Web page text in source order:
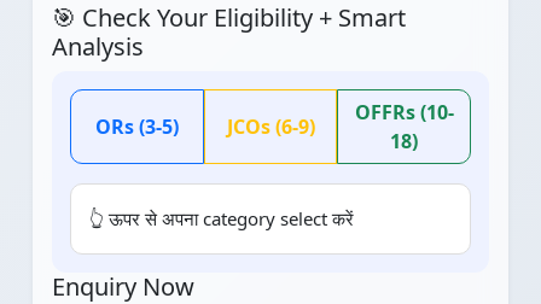
🎯 Check Your Eligibility + Smart
Analysis
ORs (3-5) JCOs (6-9)
OFFRs (10-
18)
👆 ऊपर से अपना category select करें
Enquiry Now